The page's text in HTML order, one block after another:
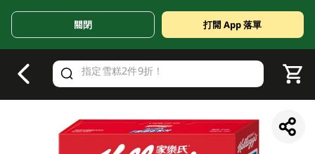
Valid Until 30 June 2026
關閉 打開 App 落單